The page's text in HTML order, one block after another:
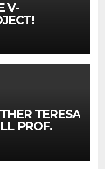
V-
TERESA
PROF.